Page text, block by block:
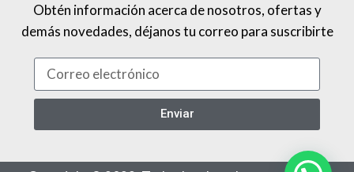
Obtén información acerca de nosotros, ofertas y
demás novedades, déjanos tu correo para suscribirte
Enviar